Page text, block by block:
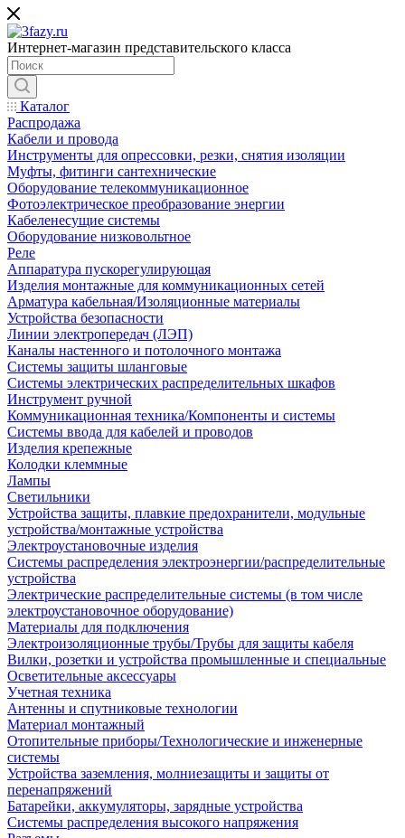
Интернет-магазин представительского класса
Каталог
Распродажа
Кабели и провода
Инструменты для опрессовки, резки, снятия изоляции
Муфты, фитинги сантехнические
Оборудование телекоммуникационное
Фотоэлектрическое преобразование энергии
Кабеленесущие системы
Оборудование низковольтное
Реле
Аппаратура пускорегулирующая
Изделия монтажные для коммуникационных сетей
Арматура кабельная/Изоляционные материалы
Устройства безопасности
Линии электропередач (ЛЭП)
Каналы настенного и потолочного монтажа
Системы защиты шланговые
Системы электрических распределительных шкафов
Инструмент ручной
Коммуникационная техника/Компоненты и системы
Системы ввода для кабелей и проводов
Изделия крепежные
Колодки клеммные
Лампы
Светильники
Устройства защиты, плавкие предохранители, модульные
устройства/монтажные устройства
Электроустановочные изделия
Системы распределения электроэнергии/распределительные
устройства
Электрические распределительные системы (в том числе
электроустановочное оборудование)
Материалы для подключения
Электроизоляционные трубы/Трубы для защиты кабеля
Вилки, розетки и устройства промышленные и специальные
Осветительные аксессуары
Учетная техника
Антенны и спутниковые технологии
Материал монтажный
Отопительные приборы/Технологические и инженерные
системы
Устройства заземления, молниезащиты и защиты от
перенапряжений
Батарейки, аккумуляторы, зарядные устройства
Системы распределения высокого напряжения